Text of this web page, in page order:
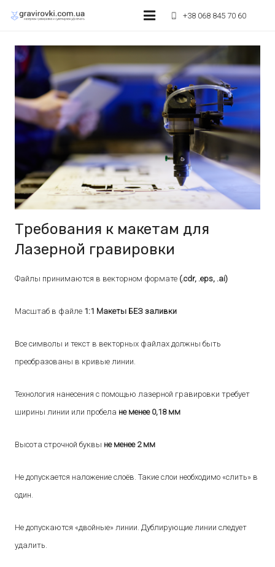
Лазерная гравировка
УФ печать на сувенирах
Оптовикам и агентствам
Лазерная резка материалов
Условия оплаты
Контакты
phone_iphone +38 068 845 70 60
Требования к макетам для
Лазерной гравировки
Файлы принимаются в векторном формате (.сdr, .eps, .ai)
Масштаб в файле 1:1 Макеты БЕЗ заливки
Все символы и текст в векторных файлах должны быть
преобразованы в кривые линии.
Технология нанесения с помощью лазерной гравировки требует
ширины линии или пробела не менее 0,18 мм
Высота строчной буквы не менее 2 мм
Не допускается наложение слоёв. Такие слои необходимо «слить» в
один.
Не допускаются «двойные» линии. Дублирующие линии следует
удалить.